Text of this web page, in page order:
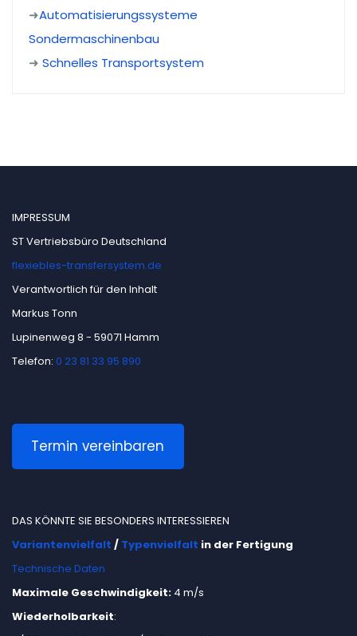
➜Automatisierungssysteme
Sondermaschinenbau
➜ Schnelles Transportsystem
IMPRESSUM
ST Vertriebsbüro Deutschland
flexiebles-transfersystem.de
Verantwortlich für den Inhalt
Markus Tonn
Lupinenweg 8 - 59071 Hamm
Telefon: 0 23 81 33 95 890
Termin vereinbaren
DAS KÖNNTE SIE BESONDERS INTERESSIEREN
Variantenvielfalt / Typenvielfalt in der Fertigung
Technische Daten
Maximale Geschwindigkeit: 4 m/s
Wiederholbarkeit: